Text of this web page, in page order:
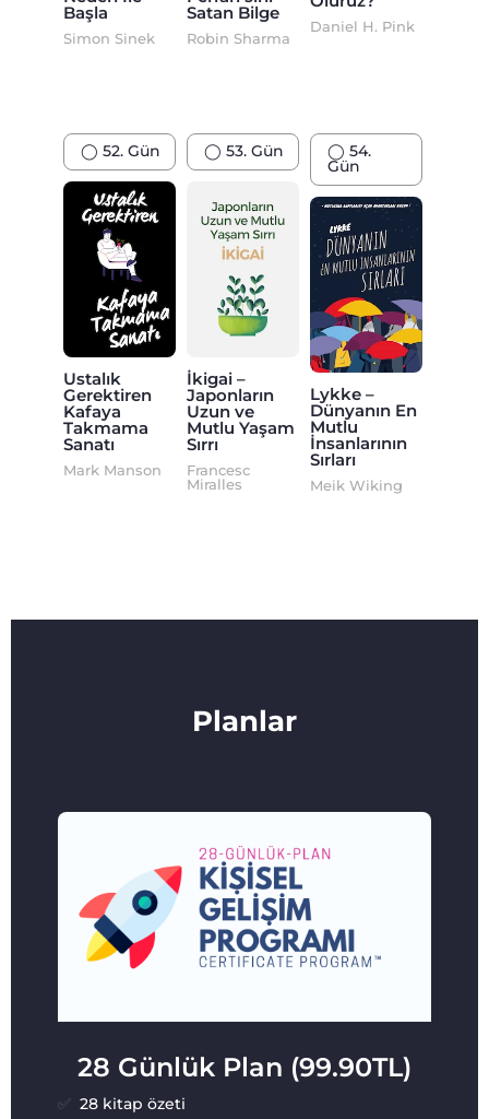
Başla
Simon Sinek
Satan Bilge
Robin Sharma
Daniel H. Pink
◯ 52. Gün
Ustalık
Gerektiren
Kafaya
Takmama
Sanatı
Mark Manson
◯ 53. Gün
İkigai –
Japonların
Uzun ve
Mutlu Yaşam
Sırrı
Francesc
Miralles
◯ 54.
Gün
Lykke –
Dünyanın En
Mutlu
İnsanlarının
Sırları
Meik Wiking
Planlar
28 Günlük Plan (99.90TL)
✅ 28kitap özeti